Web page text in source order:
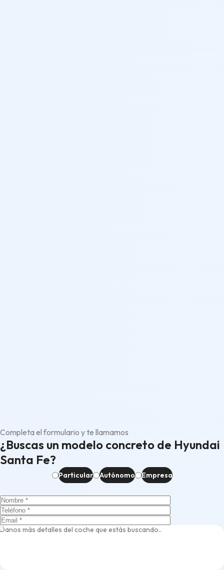
Completa el formulario y te llamamos
¿Buscas un modelo concreto de Hyundai
Santa Fe?
Particular Autónomo Empresa